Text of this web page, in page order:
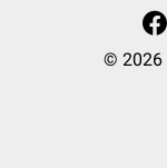
© 2026